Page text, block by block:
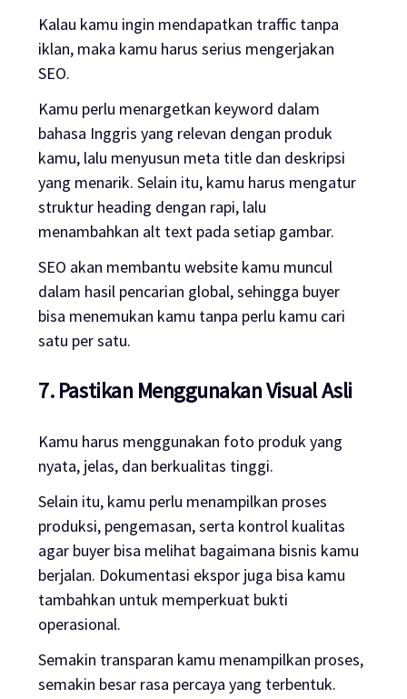
Kalau kamu ingin mendapatkan traffic tanpa
iklan, maka kamu harus serius mengerjakan
SEO.
Kamu perlu menargetkan keyword dalam
bahasa Inggris yang relevan dengan produk
kamu, lalu menyusun meta title dan deskripsi
yang menarik. Selain itu, kamu harus mengatur
struktur heading dengan rapi, lalu
menambahkan alt text pada setiap gambar.
SEO akan membantu website kamu muncul
dalam hasil pencarian global, sehingga buyer
bisa menemukan kamu tanpa perlu kamu cari
satu per satu.
7. Pastikan Menggunakan Visual Asli
Kamu harus menggunakan foto produk yang
nyata, jelas, dan berkualitas tinggi.
Selain itu, kamu perlu menampilkan proses
produksi, pengemasan, serta kontrol kualitas
agar buyer bisa melihat bagaimana bisnis kamu
berjalan. Dokumentasi ekspor juga bisa kamu
tambahkan untuk memperkuat bukti
operasional.
Semakin transparan kamu menampilkan proses,
semakin besar rasa percaya yang terbentuk.